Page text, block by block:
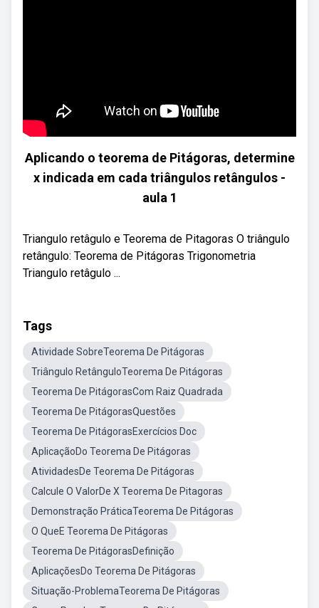
Aplicando o teorema de Pitágoras, determine
x indicada em cada triângulos retângulos -
aula 1
Triangulo retâgulo e Teorema de Pitagoras O triângulo
retângulo: Teorema de Pitágoras Trigonometria
Triangulo retâgulo ...
Tags
Atividade SobreTeorema De Pitágoras
Triângulo RetânguloTeorema De Pitágoras
Teorema De PitágorasCom Raiz Quadrada
Teorema De PitágorasQuestões
Teorema De PitágorasExercícios Doc
AplicaçãoDo Teorema De Pitágoras
AtividadesDe Teorema De Pitágoras
Calcule O ValorDe X Teorema De Pitagoras
Demonstração PráticaTeorema De Pitágoras
O QueE Teorema De Pitágoras
Teorema De PitágorasDefinição
AplicaçõesDo Teorema De Pitágoras
Situação-ProblemaTeorema De Pitágoras